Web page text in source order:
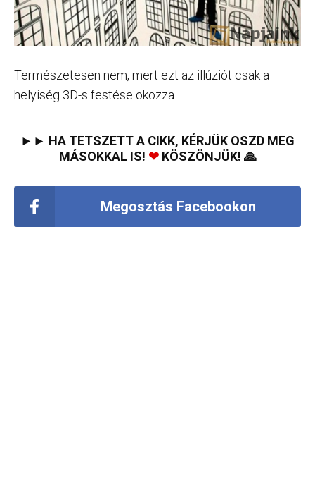
Természetesen nem, mert ezt az illúziót csak a
helyiség 3D-s festése okozza.
►► HA TETSZETT A CIKK, KÉRJÜK OSZD MEG
MÁSOKKAL IS! ❤KÖSZÖNJÜK! 🙏
Megosztás Facebookon